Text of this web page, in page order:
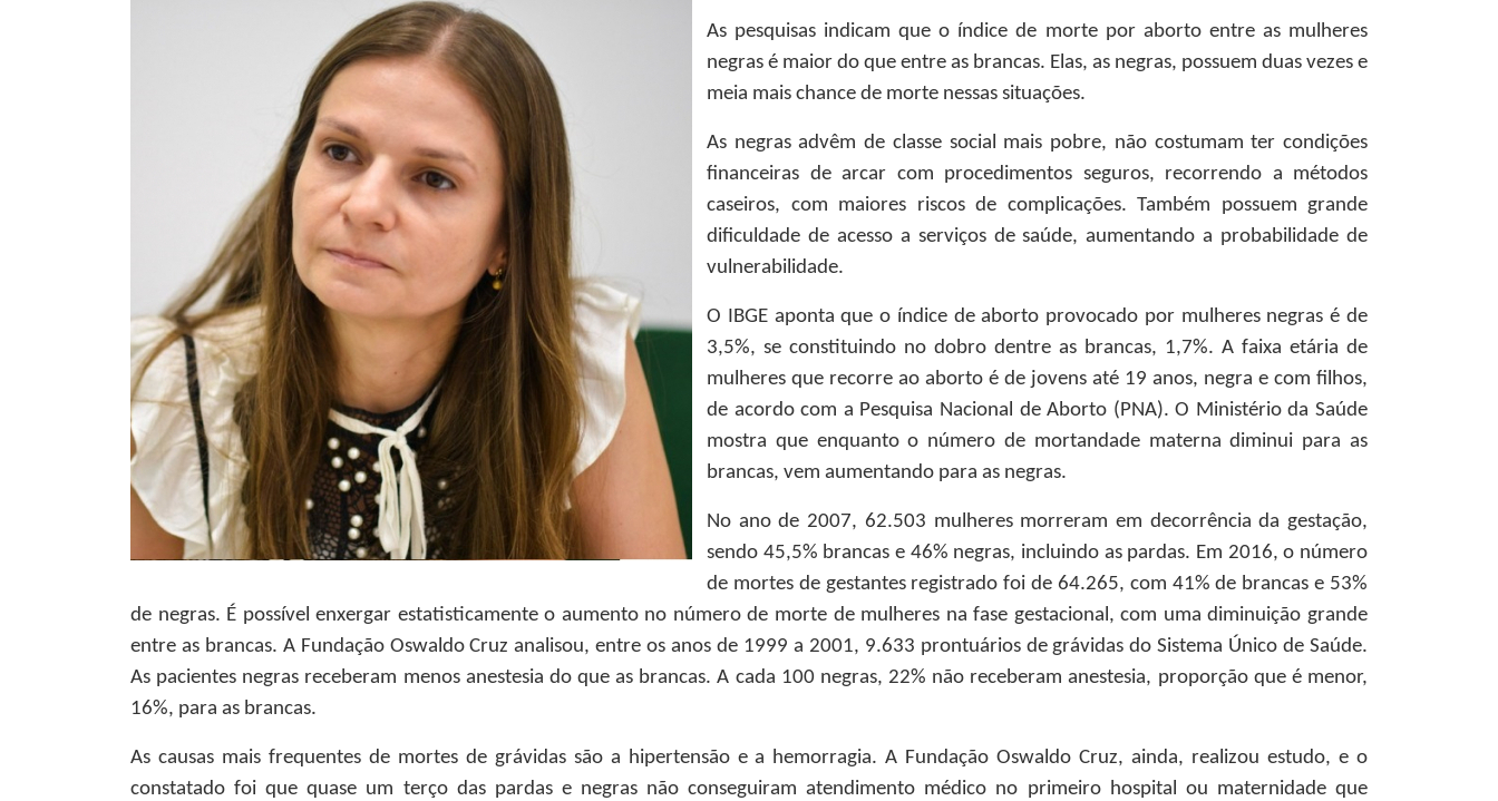
As pesquisas indicam que o índice de morte por aborto entre as mulheres
negras é maior do que entre as brancas. Elas, as negras, possuem duas vezes e
meia mais chance de morte nessas situações.
As negras advêm de classe social mais pobre, não costumam ter condições
financeiras de arcar com procedimentos seguros, recorrendo a métodos
caseiros, com maiores riscos de complicações. Também possuem grande
dificuldade de acesso a serviços de saúde, aumentando a probabilidade de
vulnerabilidade.
O IBGE aponta que o índice de aborto provocado por mulheres negras é de
3,5%, se constituindo no dobro dentre as brancas, 1,7%. A faixa etária de
mulheres que recorre ao aborto é de jovens até 19 anos, negra e com filhos,
de acordo com a Pesquisa Nacional de Aborto (PNA). O Ministério da Saúde
mostra que enquanto o número de mortandade materna diminui para as
brancas, vem aumentando para as negras.
No ano de 2007, 62.503 mulheres morreram em decorrência da gestação,
sendo 45,5% brancas e 46% negras, incluindo as pardas. Em 2016, o número
de mortes de gestantes registrado foi de 64.265, com 41% de brancas e 53%
de negras. É possível enxergar estatisticamente o aumento no número de morte de mulheres na fase gestacional, com uma diminuição grande
entre as brancas. A Fundação Oswaldo Cruz analisou, entre os anos de 1999 a 2001, 9.633 prontuários de grávidas do Sistema Único de Saúde.
As pacientes negras receberam menos anestesia do que as brancas. A cada 100 negras, 22% não receberam anestesia, proporção que é menor,
16%, para as brancas.
As causas mais frequentes de mortes de grávidas são a hipertensão e a hemorragia. A Fundação Oswaldo Cruz, ainda, realizou estudo, e o
constatado foi que quase um terço das pardas e negras não conseguiram atendimento médico no primeiro hospital ou maternidade que